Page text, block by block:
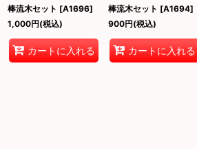
棒流木セット [A1696]
1,000円(税込)
カートに入れる
棒流木セット [A1694]
900円(税込)
カートに入れる